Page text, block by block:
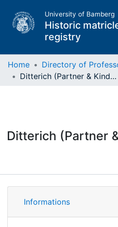
University of Bamberg
Historic
registry
Professors
Home Directory of
Ditterich (Partner & Kinder)
Ditterich (Partner
Informations